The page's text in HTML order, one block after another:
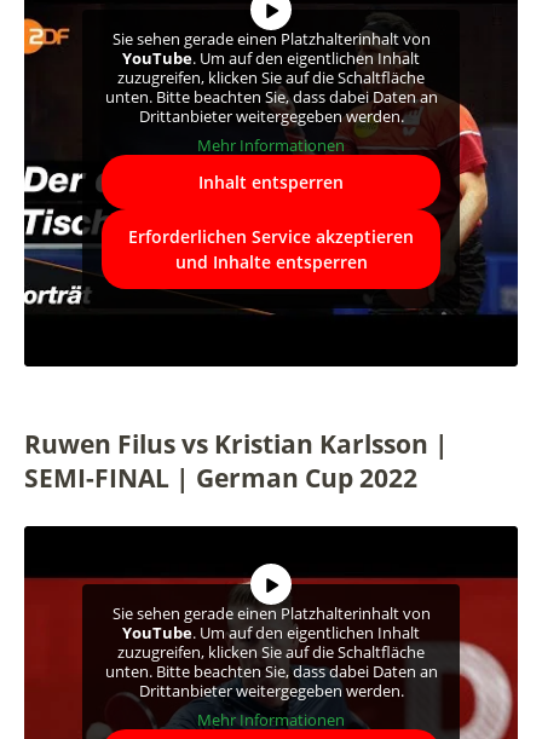
Sie sehen gerade einen Platzhalterinhalt von
YouTube. Um auf den eigentlichen Inhalt
zuzugreifen, klicken Sie auf die Schaltfläche
unten. Bitte beachten Sie, dass dabei Daten an
Drittanbieter weitergegeben werden.
Mehr Informationen
Inhalt entsperren
Erforderlichen Service akzeptieren
und Inhalte entsperren
Ruwen Filus vs Kristian Karlsson |
SEMI-FINAL | German Cup 2022
Sie sehen gerade einen Platzhalterinhalt von
YouTube. Um auf den eigentlichen Inhalt
zuzugreifen, klicken Sie auf die Schaltfläche
unten. Bitte beachten Sie, dass dabei Daten an
Drittanbieter weitergegeben werden.
Mehr Informationen